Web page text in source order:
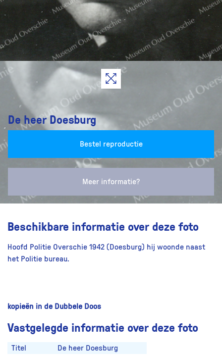
De heer Doesburg
Bestel reproductie
Meer informatie?
Beschikbare informatie over deze foto
Hoofd Politie Overschie 1942 (Doesburg) hij woonde naast
het Politie bureau.
kopieën in de Dubbele Doos
Vastgelegde informatie over deze foto
Titel
De heer Doesburg